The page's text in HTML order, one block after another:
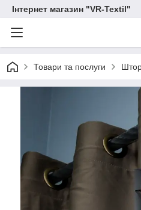
Інтернет магазин "VR-Textil"
Товари та послуги